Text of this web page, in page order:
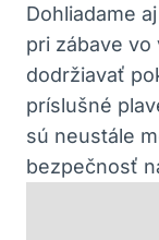
Dohliadame
pri zábave
dodržiavať
príslušné
sú neustále
bezpečnosť